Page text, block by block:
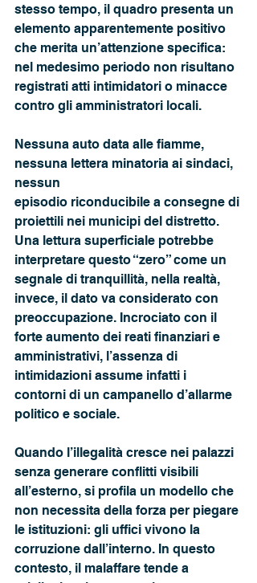
stesso tempo, il quadro presenta un
elemento apparentemente positivo
che merita un’attenzione specifica:
nel medesimo periodo non risultano
registrati atti intimidatori o minacce
contro gli amministratori locali.
Nessuna auto data alle fiamme,
nessuna lettera minatoria ai sindaci,
nessun
episodio riconducibile a consegne di
proiettili nei municipi del distretto.
Una lettura superficiale potrebbe
interpretare questo “zero” come un
segnale di tranquillità, nella realtà,
invece, il dato va considerato con
preoccupazione. Incrociato con il
forte aumento dei reati finanziari e
amministrativi, l’assenza di
intimidazioni assume infatti i
contorni di un campanello d’allarme
politico e sociale.
Quando l’illegalità cresce nei palazzi
senza generare conflitti visibili
all’esterno, si profila un modello che
non necessita della forza per piegare
le istituzioni: gli uffici vivono la
corruzione dall’interno. In questo
contesto, il malaffare tende a